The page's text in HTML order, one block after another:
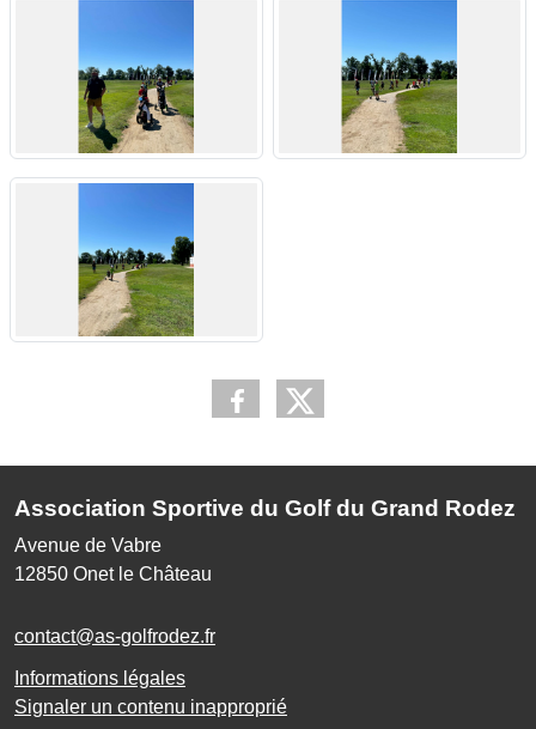
Association Sportive du Golf du Grand Rodez
Avenue de Vabre
12850 Onet le Château
contact@as-golfrodez.fr
Informations légales
Signaler un contenu inapproprié